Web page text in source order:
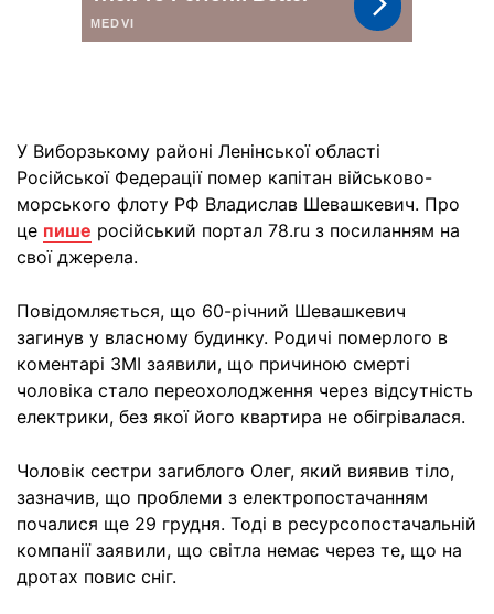
У Виборзькому районі Ленінської області
Російської Федерації помер капітан військово-
морського флоту РФ Владислав Шевашкевич. Про
це пише російський портал 78.ru з посиланням на
свої джерела.
Повідомляється, що 60-річний Шевашкевич
загинув у власному будинку. Родичі померлого в
коментарі ЗМІ заявили, що причиною смерті
чоловіка стало переохолодження через відсутність
електрики, без якої його квартира не обігрівалася.
Чоловік сестри загиблого Олег, який виявив тіло,
зазначив, що проблеми з електропостачанням
почалися ще 29 грудня. Тоді в ресурсопостачальній
компанії заявили, що світла немає через те, що на
дротах повис сніг.